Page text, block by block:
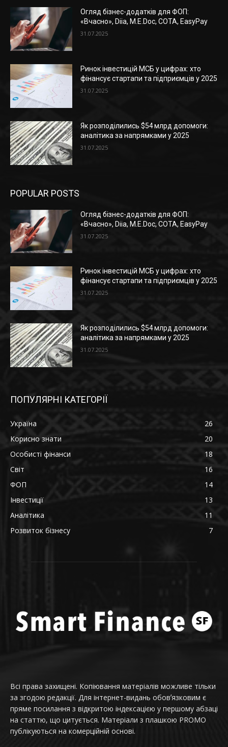
Огляд бізнес-додатків для ФОП:
«Вчасно», Diia, M.E.Doc, СОТА, EasyPay
31.07.2025
Ринок інвестицій МСБ у цифрах: хто
фінансує стартапи та підприємців у 2025
31.07.2025
Як розподілились $54 млрд допомоги:
аналітика за напрямками у 2025
31.07.2025
POPULAR POSTS
Огляд бізнес-додатків для ФОП:
«Вчасно», Diia, M.E.Doc, СОТА, EasyPay
31.07.2025
Ринок інвестицій МСБ у цифрах: хто
фінансує стартапи та підприємців у 2025
31.07.2025
Як розподілились $54 млрд допомоги:
аналітика за напрямками у 2025
31.07.2025
ПОПУЛЯРНІ КАТЕГОРІЇ
Україна
26
Корисно знати
20
Особисті фінанси
18
Світ
16
ФОП
14
Інвестиції
13
Аналітика
11
Розвиток бізнесу
7
Всі права захищені. Копіювання матеріалів можливе тільки
за згодою редакції. Для інтернет-видань обовʼязковим є
пряме посилання з відкритою індексацією у першому абзаці
на статтю, що цитується. Матеріали з плашкою PROMO
публікуються на комерційній основі.